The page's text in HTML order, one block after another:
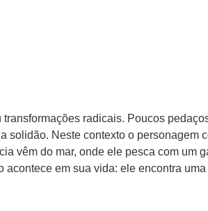
radicais. Poucos
solidão. Neste contexto o
vêm do mar, onde ele pesca com um
em sua vida: ele encontra